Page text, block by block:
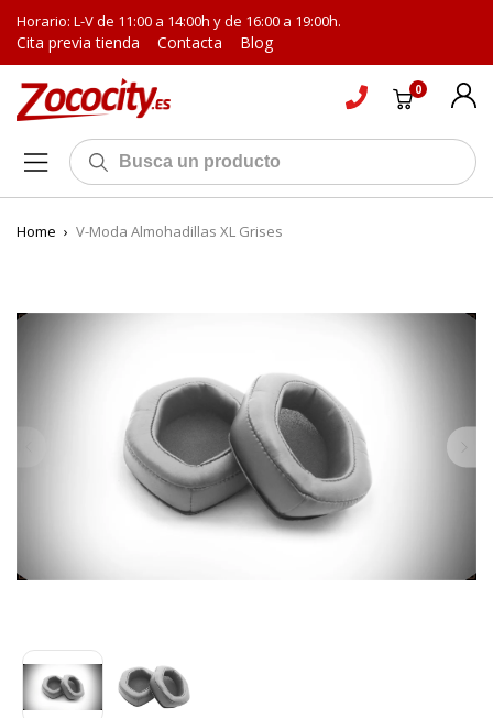
Horario: L-V de 11:00 a 14:00h y de 16:00 a 19:00h.
Cita previa tienda Contacta Blog
0
Home › V-Moda Almohadillas XL Grises